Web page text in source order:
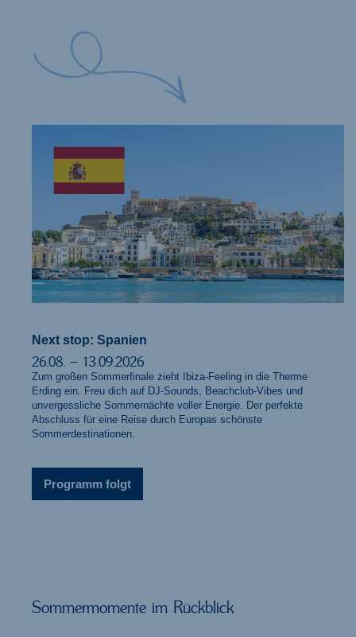
Next stop: Spanien
26.08. – 13.09.2026
Zum großen Sommerfinale zieht Ibiza-Feeling in die Therme
Erding ein. Freu dich auf DJ-Sounds, Beachclub-Vibes und
unvergessliche Sommernächte voller Energie. Der perfekte
Abschluss für eine Reise durch Europas schönste
Sommerdestinationen.
Programm folgt
Sommermomente im Rückblick